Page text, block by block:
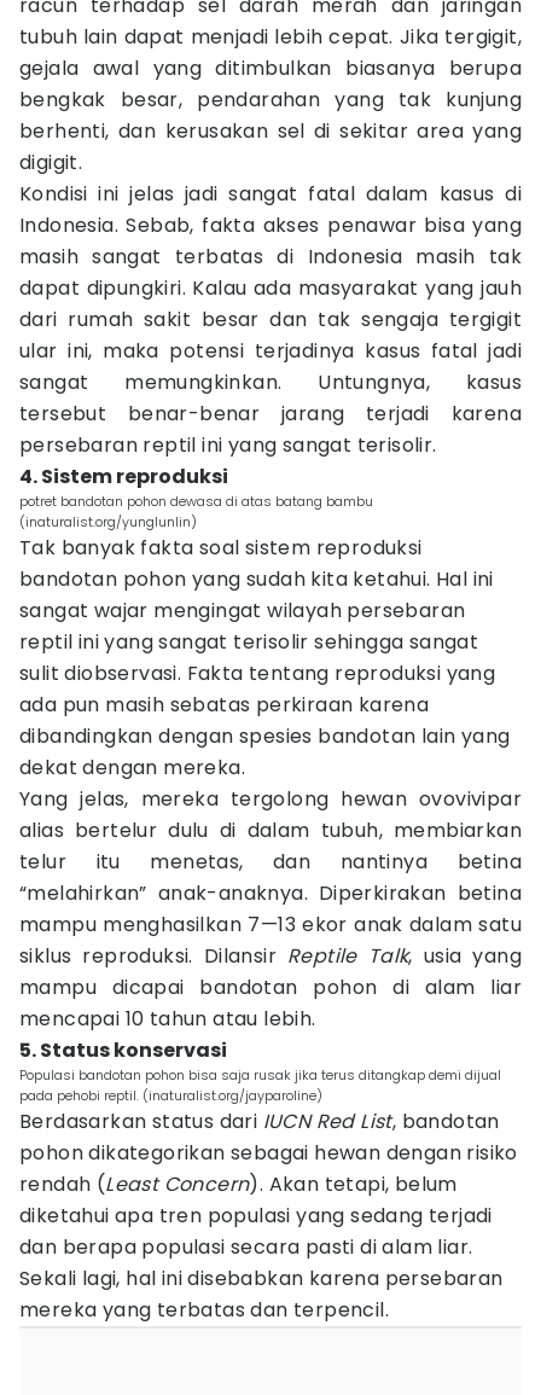
tubuh lain dapat menjadi lebih cepat. Jika tergigit,
gejala awal yang ditimbulkan biasanya berupa
bengkak besar, pendarahan yang tak kunjung
berhenti, dan kerusakan sel di sekitar area yang
digigit.
Kondisi ini jelas jadi sangat fatal dalam kasus di
Indonesia. Sebab, fakta akses penawar bisa yang
masih sangat terbatas di Indonesia masih tak
dapat dipungkiri. Kalau ada masyarakat yang jauh
dari rumah sakit besar dan tak sengaja tergigit
ular ini, maka potensi terjadinya kasus fatal jadi
sangat memungkinkan. Untungnya, kasus
tersebut benar-benar jarang terjadi karena
persebaran reptil ini yang sangat terisolir.
4. Sistem reproduksi
potret bandotan pohon dewasa di atas batang bambu
(inaturalist.org/yunglunlin)
Tak banyak fakta soal sistem reproduksi
bandotan pohon yang sudah kita ketahui. Hal ini
sangat wajar mengingat wilayah persebaran
reptil ini yang sangat terisolir sehingga sangat
sulit diobservasi. Fakta tentang reproduksi yang
ada pun masih sebatas perkiraan karena
dibandingkan dengan spesies bandotan lain yang
dekat dengan mereka.
Yang jelas, mereka tergolong hewan ovovivipar
alias bertelur dulu di dalam tubuh, membiarkan
telur itu menetas, dan nantinya betina
“melahirkan” anak-anaknya. Diperkirakan betina
mampu menghasilkan 7—13 ekor anak dalam satu
siklus reproduksi. Dilansir Reptile Talk, usia yang
mampu dicapai bandotan pohon di alam liar
mencapai 10 tahun atau lebih.
5. Status konservasi
Populasi bandotan pohon bisa saja rusak jika terus ditangkap demi dijual
pada pehobi reptil. (inaturalist.org/jayparoline)
Berdasarkan status dari IUCN Red List, bandotan
pohon dikategorikan sebagai hewan dengan risiko
rendah (Least Concern). Akan tetapi, belum
diketahui apa tren populasi yang sedang terjadi
dan berapa populasi secara pasti di alam liar.
Sekali lagi, hal ini disebabkan karena persebaran
mereka yang terbatas dan terpencil.